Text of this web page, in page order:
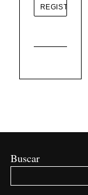
Buscar